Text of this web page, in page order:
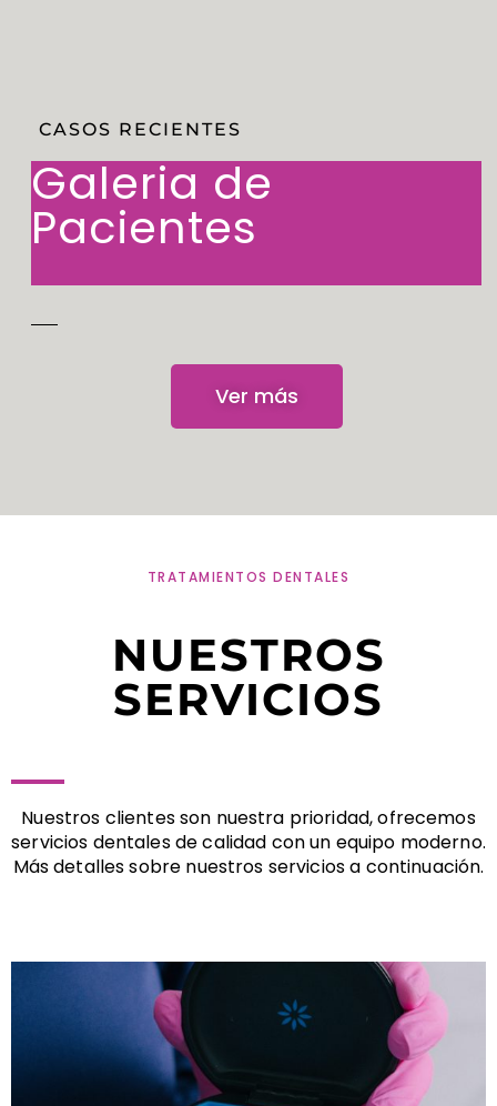
CASOS RECIENTES
Galeria de
Pacientes
Ver más
TRATAMIENTOS DENTALES
NUESTROS
SERVICIOS
Nuestros clientes son nuestra prioridad, ofrecemos
servicios dentales de calidad con un equipo moderno.
Más detalles sobre nuestros servicios a continuación.